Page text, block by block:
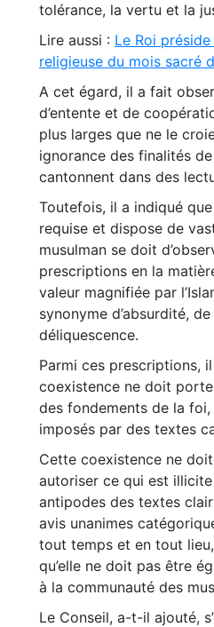
tolérance, la vertu et la
Lire aussi : Le Roi
religieuse du mois sacré
A cet égard, il a fait
d’entente et de
plus larges que ne le
ignorance des finalités
cantonnent dans des
Toutefois, il a indiqué
requise et dispose de
musulman se doit
prescriptions en la
valeur magnifiée par
synonyme d’absurdité,
déliquescence.
Parmi ces prescriptions,
coexistence ne doit
des fondements de la foi,
imposés par des textes
Cette coexistence ne
autoriser ce qui est
antipodes des textes
avis unanimes
tout temps et en tout
qu’elle ne doit pas être
à la communauté des
Le Conseil, a-t-il ajouté,